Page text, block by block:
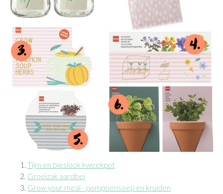
Tijm en bieslook kweekpot
Groeizak aardbei
Grow your meal - pompoensoep en kruiden